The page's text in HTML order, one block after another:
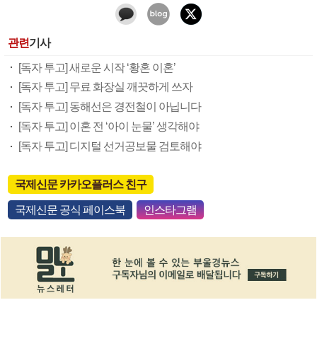
관련기사
[독자 투고] 새로운 시작 ‘황혼 이혼’
[독자 투고] 무료 화장실 깨끗하게 쓰자
[독자 투고] 동해선은 경전철이 아닙니다
[독자 투고] 이혼 전 ‘아이 눈물’ 생각해야
[독자 투고] 디지털 선거공보물 검토해야
국제신문 카카오플러스 친구
국제신문 공식 페이스북 인스타그램